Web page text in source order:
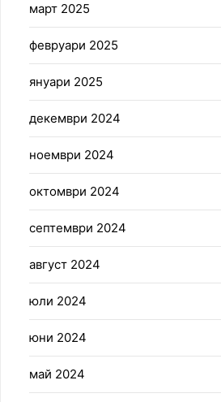
март 2025
февруари 2025
януари 2025
декември 2024
ноември 2024
октомври 2024
септември 2024
август 2024
юли 2024
юни 2024
май 2024